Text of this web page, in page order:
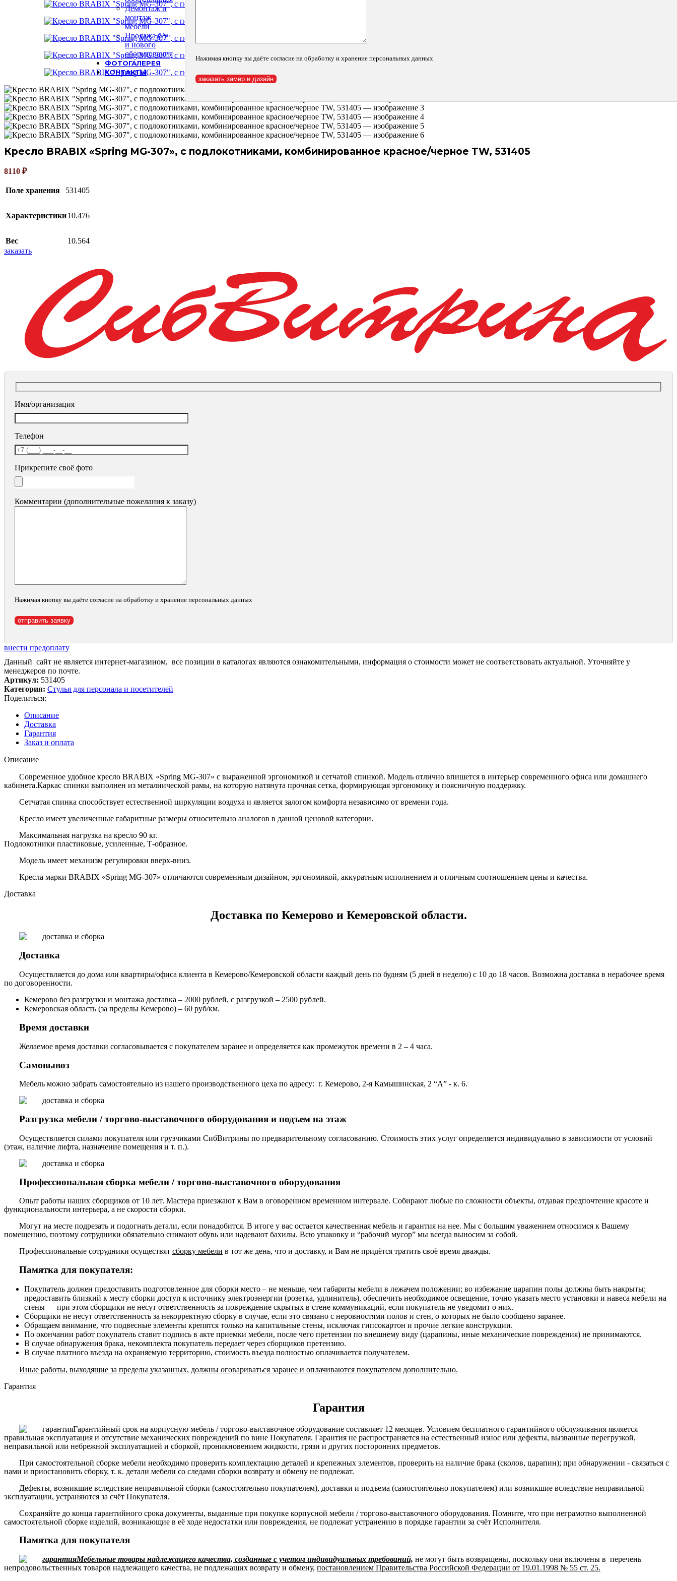
Демонтаж и
монтаж
мебели
Продажа б/у
и нового
оборудования
ФОТОГАЛЕРЕЯ
КОНТАКТЫ
Нажимая кнопку вы даёте согласие на обработку и хранение персональных данных
Кресло BRABIX «Spring MG-307», с подлокотниками, комбинированное красное/черное TW, 531405
8110 ₽
Поле хранения 531405
Характеристики10.476
Вес
10.564
заказать
Имя/организация
Телефон
Прикрепите своё фото
Комментарии (дополнительные пожелания к заказу)
Нажимая кнопку вы даёте согласие на обработку и хранение персональных данных
внести предоплату
Данный сайт не является интернет-магазином, все позиции в каталогах являются ознакомительными, информация о стоимости может не соответствовать актуальной. Уточняйте у
менеджеров по почте.
Артикул: 531405
Категория: Стулья для персонала и посетителей
Поделиться:
Описание
Доставка
Гарантия
Заказ и оплата
Описание
Современное удобное кресло BRABIX «Spring MG-307» с выраженной эргономикой и сетчатой спинкой. Модель отлично впишется в интерьер современного офиса или домашнего
кабинета.Каркас спинки выполнен из металиической рамы, на которую натянута прочная сетка, формирующая эргономику и поясничную поддержку.
Сетчатая спинка способствует естественной циркуляции воздуха и является залогом комфорта независимо от времени года.
Кресло имеет увеличенные габаритные размеры относительно аналогов в данной ценовой категории.
Максимальная нагрузка на кресло 90 кг.
Подлокотники пластиковые, усиленные, Т-образное.
Модель имеет механизм регулировки вверх-вниз.
Кресла марки BRABIX «Spring MG-307» отличаются современным дизайном, эргономикой, аккуратным исполнением и отличным соотношением цены и качества.
Доставка
Доставка по Кемерово и Кемеровской области.
Доставка
Осуществляется до дома или квартиры/офиса клиента в Кемерово/Кемеровской области каждый день по будням (5 дней в неделю) с 10 до 18 часов. Возможна доставка в нерабочее время
по договоренности.
Кемерово без разгрузки и монтажа доставка – 2000 рублей, с разгрузкой – 2500 рублей.
Кемеровская область (за пределы Кемерово) – 60 руб/км.
Время доставки
Желаемое время доставки согласовывается с покупателем заранее и определяется как промежуток времени в 2 – 4 часа.
Самовывоз
Мебель можно забрать самостоятельно из нашего производственного цеха по адресу: г. Кемерово, 2-я Камышинская, 2 “А” - к. 6.
Разгрузка мебели / торгово-выставочного оборудования и подъем на этаж
Осуществляется силами покупателя или грузчиками СибВитрины по предварительному согласованию. Стоимость этих услуг определяется индивидуально в зависимости от условий
(этаж, наличие лифта, назначение помещения и т. п.).
Профессиональная сборка мебели / торгово-выставочного оборудования
Опыт работы наших сборщиков от 10 лет. Мастера приезжают к Вам в оговоренном временном интервале. Собирают любые по сложности объекты, отдавая предпочтение красоте и
функциональности интерьера, а не скорости сборки.
Могут на месте подрезать и подогнать детали, если понадобится. В итоге у вас остается качественная мебель и гарантия на нее. Мы с большим уважением относимся к Вашему
помещению, поэтому сотрудники обязательно снимают обувь или надевают бахилы. Всю упаковку и “рабочий мусор” мы всегда выносим за собой.
Профессиональные сотрудники осуществят сборку мебели в тот же день, что и доставку, и Вам не придётся тратить своё время дважды.
Памятка для покупателя:
Покупатель должен предоставить подготовленное для сборки место – не меньше, чем габариты мебели в лежачем положении; во избежание царапин полы должны быть накрыты;
предоставить близкий к месту сборки доступ к источнику электроэнергии (розетка, удлинитель), обеспечить необходимое освещение, точно указать место установки и навеса мебели на
стены — при этом сборщики не несут ответственность за повреждение скрытых в стене коммуникаций, если покупатель не уведомит о них.
Сборщики не несут ответственность за некорректную сборку в случае, если это связано с неровностями полов и стен, о которых не было сообщено заранее.
Обращаем внимание, что подвесные элементы крепятся только на капитальные стены, исключая гипсокартон и прочие легкие конструкции.
По окончании работ покупатель ставит подпись в акте приемки мебели, после чего претензии по внешнему виду (царапины, иные механические повреждения) не принимаются.
В случае обнаружения брака, некомплекта покупатель передает через сборщиков претензию.
В случае платного въезда на охраняемую территорию, стоимость въезда полностью оплачивается получателем.
Иные работы, выходящие за пределы указанных, должны оговариваться заранее и оплачиваются покупателем дополнительно.
Гарантия
Гарантия
Гарантийный срок на корпусную мебель / торгово-выставочное оборудование составляет 12 месяцев. Условием бесплатного гарантийного обслуживания является
правильная эксплуатация и отсутствие механических повреждений по вине Покупателя. Гарантия не распространяется на естественный износ или дефекты, вызванные перегрузкой,
неправильной или небрежной эксплуатацией и сборкой, проникновением жидкости, грязи и других посторонних предметов.
При самостоятельной сборке мебели необходимо проверить комплектацию деталей и крепежных элементов, проверить на наличие брака (сколов, царапин); при обнаружении - связаться с
нами и приостановить сборку, т. к. детали мебели со следами сборки возврату и обмену не подлежат.
Дефекты, возникшие вследствие неправильной сборки (самостоятельно покупателем), доставки и подъема (самостоятельно покупателем) или возникшие вследствие неправильной
эксплуатации, устраняются за счёт Покупателя.
Сохраняйте до конца гарантийного срока документы, выданные при покупке корпусной мебели / торгово-выставочного оборудования. Помните, что при неграмотно выполненной
самостоятельной сборке изделий, возникающие в её ходе недостатки или повреждения, не подлежат устранению в порядке гарантии за счёт Исполнителя.
Памятка для покупателя
Мебельные товары надлежащего качества, созданные с учетом индивидуальных требований, не могут быть возвращены, поскольку они включены в перечень
непродовольственных товаров надлежащего качества, не подлежащих возврату и обмену, постановлением Правительства Российской Федерации от 19.01.1998 № 55 ст. 25.